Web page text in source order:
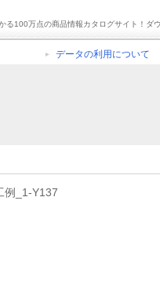
る100万点の商品情報カタログサイト！ダ
データの利用について
例_1-Y137